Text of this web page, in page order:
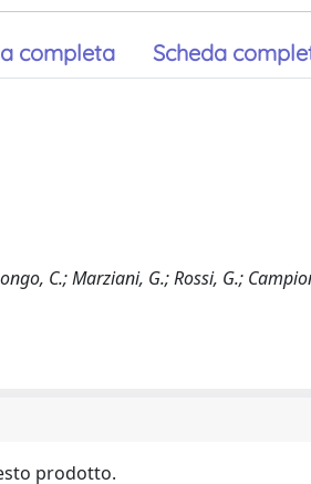
completa Scheda
C.; Marziani, G.; Rossi, G.;
prodotto.